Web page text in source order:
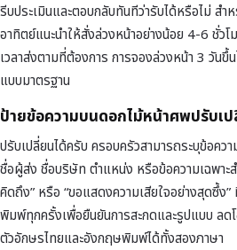
รีบประเมินและตอบกลับทันทีว่ารับได้หรือไม่ สำ
อาทิตย์แนะนำให้สั่งล่วงหน้าอย่างน้อย 4-6 ชั่วโ
เวลาส่งตามที่ต้องการ การจองล่วงหน้า 3 วัน
แบบมาตรฐาน
ป้ายข้อความบนดอกไม้หน้าศพปรับเ
ปรับเปลี่ยนได้ครับ ครอบครัวสามารถระบุข้อคว
ชื่อผู้ส่ง ชื่อบริษัท ตำแหน่ง หรือข้อความเฉพาะ
คิดถึง” หรือ “ขอแสดงความเสียใจอย่างสุดซึ้ง
พิมพ์ทุกครั้งเพื่อยืนยันการสะกดและรูปแบบ ลด
ตัวอักษรไทยและอังกฤษพิมพ์ได้ทั้งสองภาษา